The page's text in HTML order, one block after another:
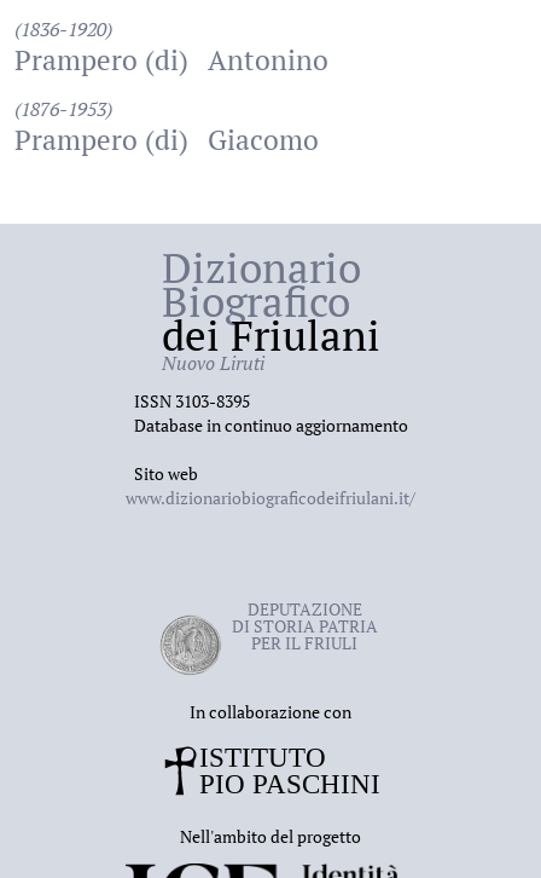
(1836-1920)
Prampero (di) Antonino
(1876-1953)
Prampero (di) Giacomo
Dizionario
Biografico
dei Friulani
Nuovo Liruti
ISSN 3103-8395
Database in continuo aggiornamento
Sito web
www.dizionariobiograficodeifriulani.it/
DEPUTAZIONE
DI STORIA PATRIA
PER IL FRIULI
In collaborazione con
Nell'ambito del progetto